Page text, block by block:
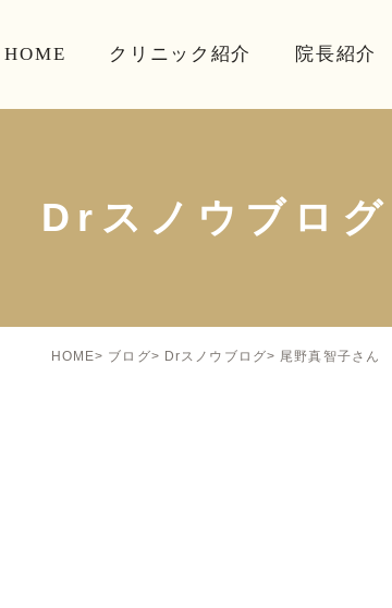
HOME クリニック紹介 院長紹介
Drスノウブログ
HOME ブログ Drスノウブログ 尾野真智子さん